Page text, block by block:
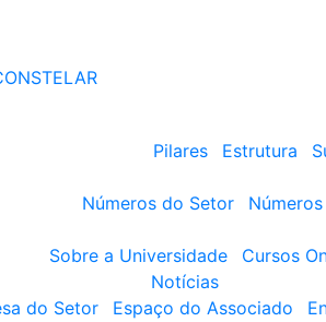
Pilares
Estrutura
Números do Setor
Sobre a Universidade
Cursos
Notícias
do Setor
Espaço do Associado